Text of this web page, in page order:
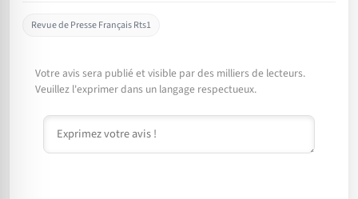
Revue de Presse Français Rts1
Votre avis sera publié et visible par des milliers de lecteurs.
Veuillez l'exprimer dans un langage respectueux.
Commentaire